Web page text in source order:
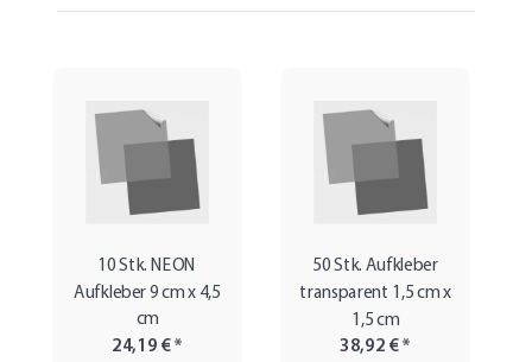
10 Stk. NEON
Aufkleber 9 cm x 4,5
cm
24,19 €*
50 Stk. Aufkleber
transparent 1,5 cm x
1,5 cm
38,92 €*